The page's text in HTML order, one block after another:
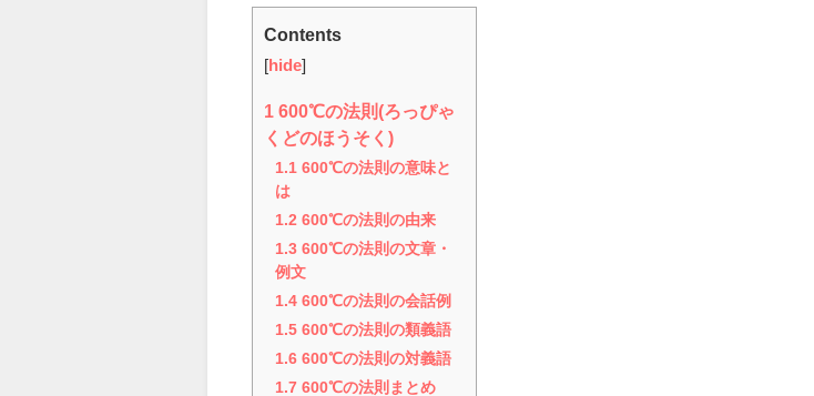
Contents
[ hide]
1 600℃の法則(ろっぴゃ
くどのほうそく)
1.1 600℃の法則の意味と
は
1.2 600℃の法則の由来
1.3 600℃の法則の文章・
例文
1.4 600℃の法則の会話例
1.5 600℃の法則の類義語
1.6 600℃の法則の対義語
1.7 600℃の法則まとめ